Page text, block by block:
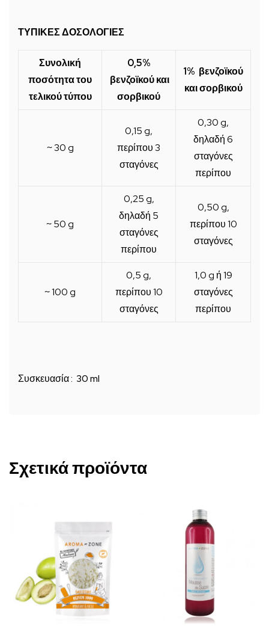
ΤΥΠΙΚΕΣ ΔΟΣΟΛΟΓΙΕΣ
Συνολική
ποσότητα του
τελικού τύπου
0,5%
βενζοϊκού και
σορβικού
1% βενζοϊκού
και σορβικού
~ 30 g
0,15 g,
περίπου 3
σταγόνες
0,30 g,
δηλαδή 6
σταγόνες
περίπου
~ 50 g
0,25 g,
δηλαδή 5
σταγόνες
περίπου
0,50 g,
περίπου 10
σταγόνες
~ 100 g
0,5 g,
περίπου 10
σταγόνες
1,0 g ή 19
σταγόνες
περίπου
Συσκευασία : 30 ml
Σχετικά προϊόντα
πολλαπλές
παραλλαγές.